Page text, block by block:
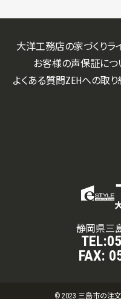
静岡県三
TEL:
FAX:
大洋工務店の家づくりラ
お客様の声保証につ
よくある質問ZEHへの取
© 2023 三島市の注